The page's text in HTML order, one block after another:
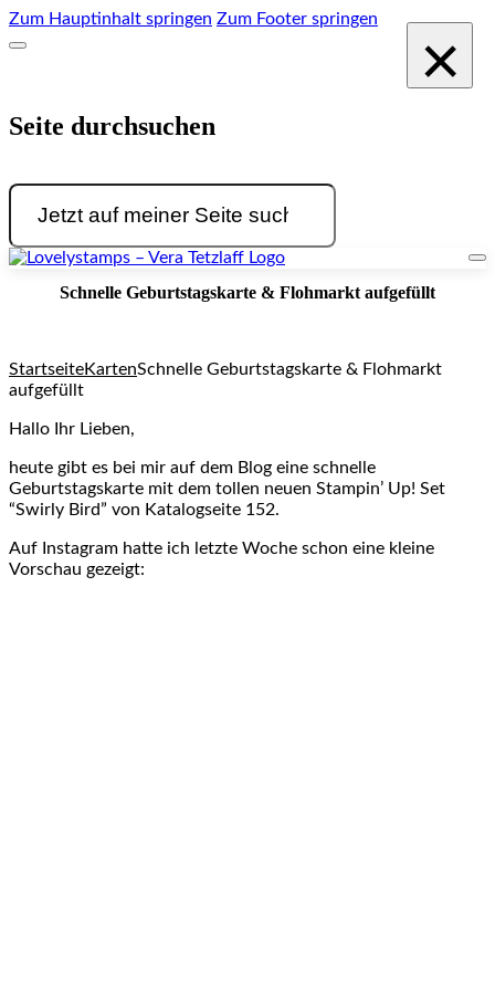
Zum Hauptinhalt springen Zum Footer springen
Seite durchsuchen
Suchen
×
Schnelle Geburtstagskarte & Flohmarkt aufgefüllt
StartseiteKartenSchnelle Geburtstagskarte & Flohmarkt
aufgefüllt
Hallo Ihr Lieben,
heute gibt es bei mir auf dem Blog eine schnelle
Geburtstagskarte mit dem tollen neuen Stampin’ Up! Set
“Swirly Bird” von Katalogseite 152.
Auf Instagram hatte ich letzte Woche schon eine kleine
Vorschau gezeigt: